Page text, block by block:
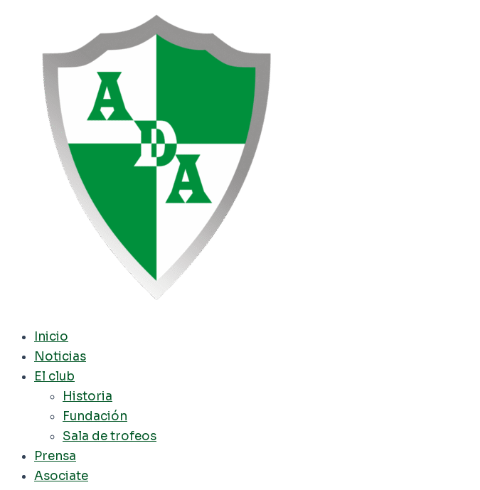
contenido
Inicio
Noticias
El club
Historia
Fundación
Sala de trofeos
Prensa
Asociate